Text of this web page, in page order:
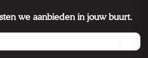
we aanbieden in jouw buurt.